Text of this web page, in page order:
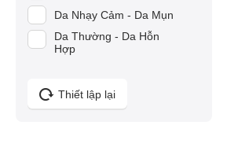
Forencos
BANOBAGI
La Roche-Posay
Eveline
Da Nhạy Cảm - Da Mụn
Da Thường - Da Hỗn
Hợp
Thiết lập lại